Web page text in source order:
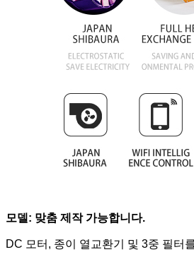
모델: 맞춤 제작 가능합니다.
DC 모터, 종이 열교환기 및 3중 필터